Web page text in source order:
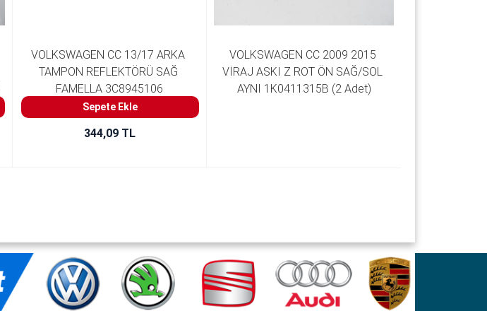
VOLKSWAGEN CC 13/17 ARKA
TAMPON REFLEKTÖRÜ SAĞ
FAMELLA 3C8945106
Sepete Ekle
344,09 TL
VOLKSWAGEN CC 2009 2015
VİRAJ ASKI Z ROT ÖN SAĞ/SOL
AYNI 1K0411315B (2 Adet)